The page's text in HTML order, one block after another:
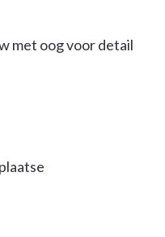
aan tafel in de
wordt, beschikt
faciliteiten en
Naast het
tot een
heet ook
in zijn
met oog voor detail